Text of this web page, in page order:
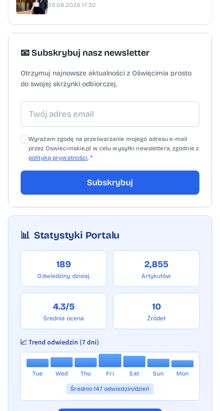
transmisję z wydarzenia będzie można
śledzić na kanale YouTube Polskiego Związku
09.08.2026 17:30
📧 Subskrybuj nasz newsletter
Otrzymuj najnowsze aktualności z Oświęcimia prosto
do swojej skrzynki odbiorczej.
Wyrażam zgodę na przetwarzanie mojego adresu e-mail
przez Oswiecimskie.pl w celu wysyłki newslettera, zgodnie z
polityką prywatności. *
Subskrybuj
📊 Statystyki Portalu
189
Odwiedziny dzisiaj
2,855
Artykułów
4.3/5
Średnia ocena
10
Źródeł
📈 Trend odwiedzin (7 dni)
Tue Wed Thu Fri Sat Sun Mon
Średnio 147 odwiedzin/dzień